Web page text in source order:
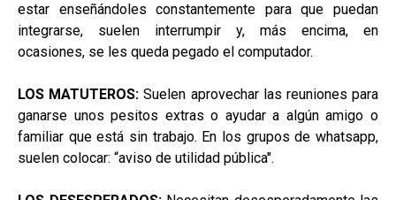
estar enseñándoles constantemente para que puedan
integrarse, suelen interrumpir y, más encima, en
ocasiones, se les queda pegado el computador.
LOS MATUTEROS: Suelen aprovechar las reuniones para
ganarse unos pesitos extras o ayudar a algún amigo o
familiar que está sin trabajo. En los grupos de whatsapp,
suelen colocar: “aviso de utilidad pública".